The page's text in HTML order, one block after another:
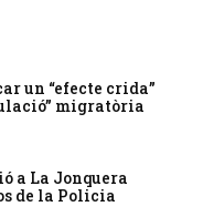
un “efecte crida”
migratòria
a La Jonquera
de la Policia